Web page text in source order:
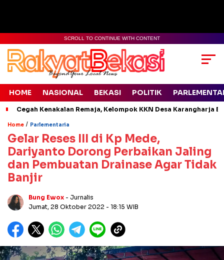
SCROLL TO CONTINUE WITH CONTENT
HOME NASIONAL BEKASI POLITIK
Cegah Kenakalan Remaja, Kelompok KKN Desa Karangharja
Home / Parlementaria
Gelar Reses III di Kp Mede,
Dariyanto Dorong Perbaikan Jaling
dan Pembuatan Drainase Agar Tidak
Banjir
Bung Ewox - Jurnalis
Jumat, 28 Oktober 2022 - 18:15 WIB